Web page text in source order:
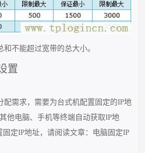
和不能超过宽带的总大小。
置
配需求，需要为台式机配置固定的IP地
他电脑、手机等终端自动获取IP地
定IP地址，请阅读文章：电脑固定IP